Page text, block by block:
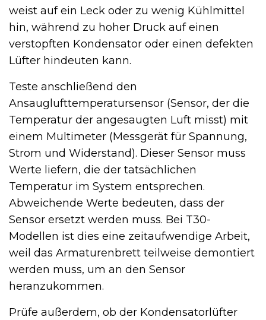
weist auf ein Leck oder zu wenig Kühlmittel
hin, während zu hoher Druck auf einen
verstopften Kondensator oder einen defekten
Lüfter hindeuten kann.
Teste anschließend den
Ansauglufttemperatursensor (Sensor, der die
Temperatur der angesaugten Luft misst) mit
einem Multimeter (Messgerät für Spannung,
Strom und Widerstand). Dieser Sensor muss
Werte liefern, die der tatsächlichen
Temperatur im System entsprechen.
Abweichende Werte bedeuten, dass der
Sensor ersetzt werden muss. Bei T30-
Modellen ist dies eine zeitaufwendige Arbeit,
weil das Armaturenbrett teilweise demontiert
werden muss, um an den Sensor
heranzukommen.
Prüfe außerdem, ob der Kondensatorlüfter